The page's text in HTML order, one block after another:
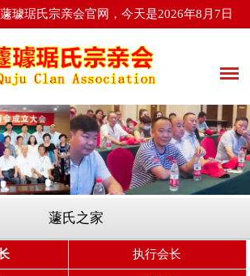
璩琚氏宗亲会官网，今天是2026年8月7日
蘧氏之家
执行会长